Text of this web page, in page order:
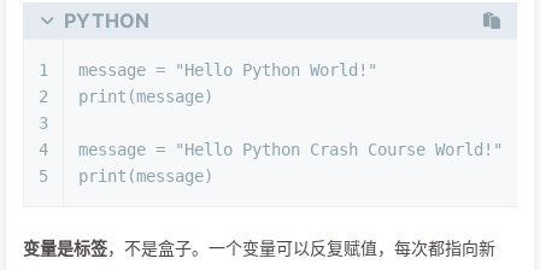
PYTHON
1
2
3
4
5
message =
"Hello Python World!"
print (message)
message =
"Hello Python Crash Course World!"
print (message)
变量是标签，不是盒子。一个变量可以反复赋值，每次都指向新